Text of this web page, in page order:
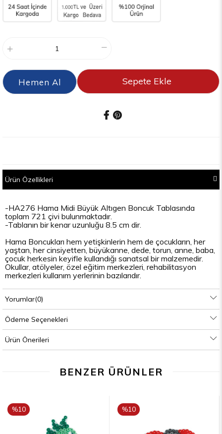
Ürün Özellikleri
-HA276 Hama Midi Büyük Altıgen Boncuk Tablasında
toplam 721 çivi bulunmaktadır.
-Tablanın bir kenar uzunluğu 8.5 cm dir.
Hama Boncukları hem yetişkinlerin hem de çocukların, her
yaştan, her cinsiyetten, büyükanne, dede, torun, anne, baba,
çocuk herkesin keyifle kullandığı sanatsal bir malzemedir.
Okullar, atölyeler, özel eğitim merkezleri, rehabilitasyon
merkezleri kullanım yerlerinin bazılarıdır.
Çocuklar için;
- Bir desen oluştururken veya belirli bir tasarımı takip
ederken, çocuklar problem çözme becerilerini geliştirir.
Desenleri anlamak ve boncukları doğru yerlere yerleştirmek,
analitik düşünme yeteneklerini güçlendirir.
- Küçük boncukları yerleştirmek ve düzenlemek, çocukların
geliştirmelerine yardımcı olur.
yerleştirirken sabırlı olmayı ve odaklanmayı öğrenirler.
- Kendi tasarımlarını tamamlayan çocuklar, başarı duygusunu
tadar ve bu da özgüvenlerini artırır. Kendi yaratımlarını
Yorumlar(0)
Ödeme Seçenekleri
Ürün Önerileri
BENZER ÜRÜNLER
%10
%10